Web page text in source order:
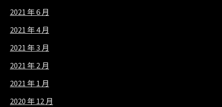
2021 年 6 月
2021 年 4 月
2021 年 3 月
2021 年 2 月
2021 年 1 月
2020 年 12 月